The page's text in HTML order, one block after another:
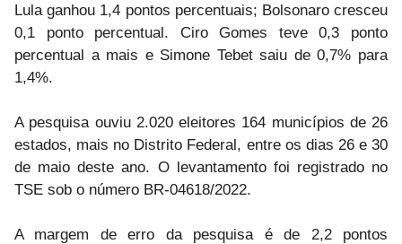
Lula ganhou 1,4 pontos percentuais; Bolsonaro cresceu
0,1 ponto percentual. Ciro Gomes teve 0,3 ponto
percentual a mais e Simone Tebet saiu de 0,7% para
1,4%.
A pesquisa ouviu 2.020 eleitores 164 municípios de 26
estados, mais no Distrito Federal, entre os dias 26 e 30
de maio deste ano. O levantamento foi registrado no
TSE sob o número BR-04618/2022.
A margem de erro da pesquisa é de 2,2 pontos